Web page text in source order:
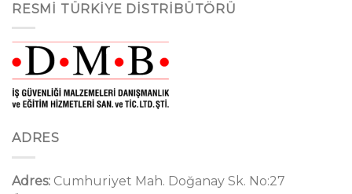
RESMI TÜRKIYE DISTRIBÜTÖRÜ
ADRES
Adres: Cumhuriyet Mah. Doğanay Sk. No:27